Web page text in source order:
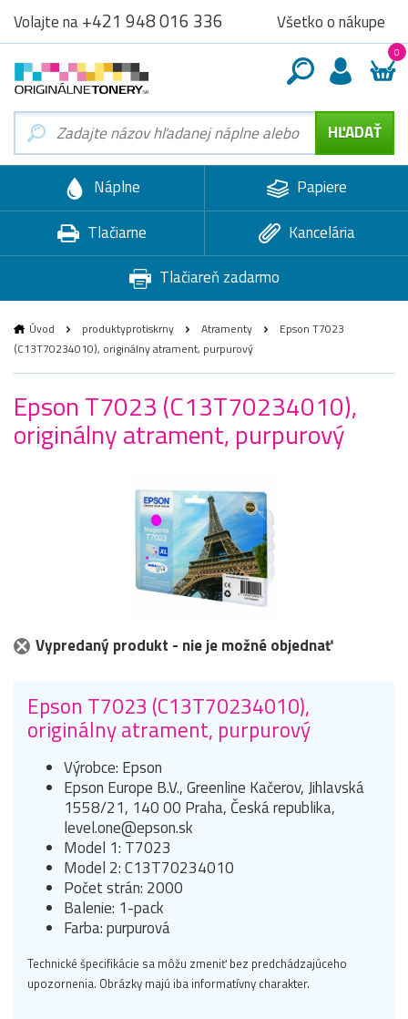
Volajte na+421 948 016 336 Všetko o nákupe
0
Náplne
Papiere
Tlačiarne
Kancelária
Tlačiareň zadarmo
Úvod produktyprotiskrny Atramenty
Epson T7023
(C13T70234010), originálny atrament, purpurový
Epson T7023 (C13T70234010),
originálny atrament, purpurový
Vypredaný produkt - nie je možné objednať
Epson T7023 (C13T70234010),
originálny atrament, purpurový
Výrobce: Epson
Epson Europe B.V., Greenline Kačerov, Jihlavská
1558/21, 140 00 Praha, Česká republika,
level.one@epson.sk
Model 1: T7023
Model 2: C13T70234010
Počet strán: 2000
Balenie: 1-pack
Farba: purpurová
Technické špecifikácie sa môžu zmeniť bez predchádzajúceho
upozornenia. Obrázky majú iba informatívny charakter.